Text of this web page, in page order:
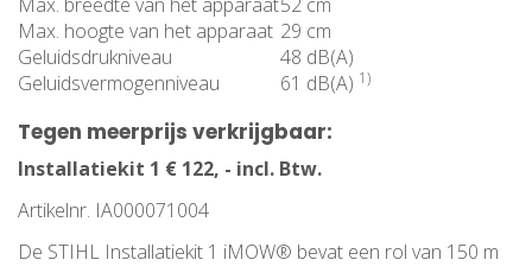
Max. hoogte van het apparaat 29 cm
Geluidsdrukniveau
48 dB(A)
Geluidsvermogenniveau
61 dB(A) 1)
Tegen meerprijs verkrijgbaar:
Installatiekit 1 € 122, - incl. Btw.
Artikelnr. IA000071004
De STIHL Installatiekit 1 iMOW® bevat een rol van 150 m